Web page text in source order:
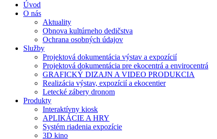
Úvod
O nás
Aktuality
Obnova kultúrneho dedičstva
Ochrana osobných údajov
Služby
Projektová dokumentácia výstav a expozícií
Projektová dokumentácia pre ekocentrá a envirocentrá
GRAFICKÝ DIZAJN A VIDEO PRODUKCIA
Realizácia výstav, expozícií a ekocentier
Letecké zábery dronom
Produkty
Interaktívny kiosk
APLIKÁCIE A HRY
Systém riadenia expozície
3D kino